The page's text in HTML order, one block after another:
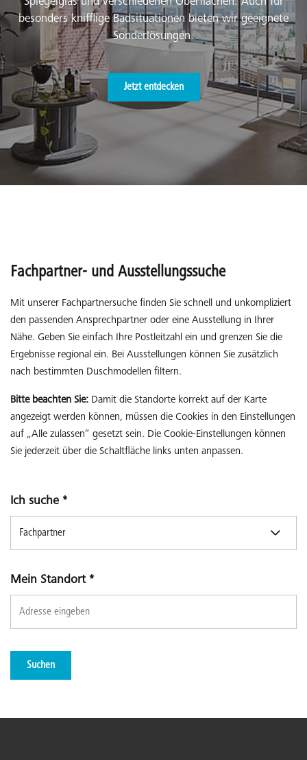
besonders knifflige Badsituationen bieten wir geeignete
Sonderlösungen.
Jetzt entdecken
Fachpartner- und Ausstellungssuche
Mit unserer Fachpartnersuche finden Sie schnell und unkompliziert
den passenden Ansprechpartner oder eine Ausstellung in Ihrer
Nähe. Geben Sie einfach Ihre Postleitzahl ein und grenzen Sie die
Ergebnisse regional ein. Bei Ausstellungen können Sie zusätzlich
nach bestimmten Duschmodellen filtern.
Bitte beachten Sie: Damit die Standorte korrekt auf der Karte
angezeigt werden können, müssen die Cookies in den Einstellungen
auf „Alle zulassen“ gesetzt sein. Die Cookie-Einstellungen können
Sie jederzeit über die Schaltfläche links unten anpassen.
Ich suche *
Mein Standort *
Suchen